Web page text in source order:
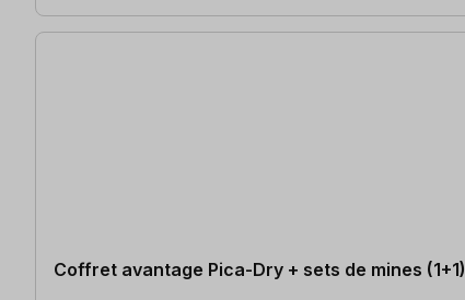
Coffret avantage Pica-Dry + sets de mines (1+1)